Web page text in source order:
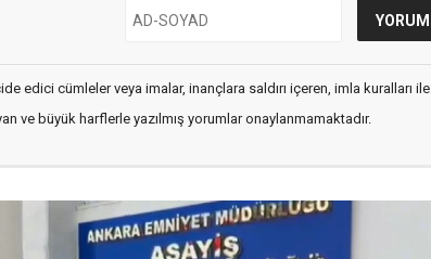
edici cümleler veya imalar, inançlara saldırı içeren, imla kuralları ile
ve büyük harflerle yazılmış yorumlar onaylanmamaktadır.